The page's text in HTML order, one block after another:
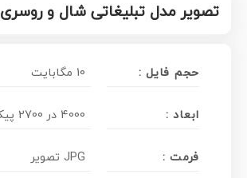
تصویر مدل تبلیغاتی شال و روسری
حجم فایل : 10 مگابایت
ابعاد : 4000 در 2700 پیکسل
فرمت : JPG تصویر